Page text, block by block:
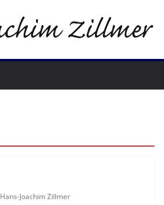
Hans-Joachim Zillmer